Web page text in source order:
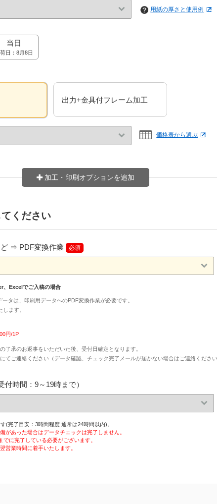
用紙の厚さと使用例
当日
日：8月8日
出力+金具付フレーム加工
価格表から選ぶ
加工・印刷オプションを追加
ください
ど ⇒ PDF変換作業 必須
Excelでご入稿の場合
タは、印刷用データへのPDF変換作業が必要です。
ます。
円/1P
了承のお返事をいただいた後、受付日確定となります。
てご連絡ください（データ確認、チェック完了メールが届かない場合はご連絡ください
時間：9～19時まで）
(完了目安：3時間程度 通常は24時間以内)。
があった場合はデータチェックは完了しません。
でに完了している必要がございます。
営業時間に着手いたします。